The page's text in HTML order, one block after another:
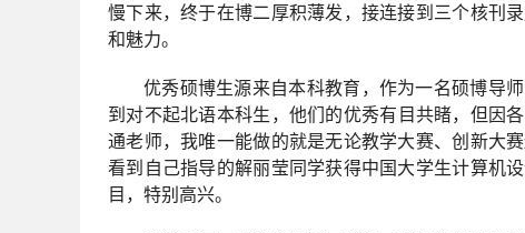
慢下来，终于在博二厚积薄发，接连接到三个核刊
和魅力。
优秀硕博生源来自本科教育，作为一名硕博导
到对不起北语本科生，他们的优秀有目共睹，但因
通老师，我唯一能做的就是无论教学大赛、创新大
看到自己指导的解丽莹同学获得中国大学生计算机
目，特别高兴。